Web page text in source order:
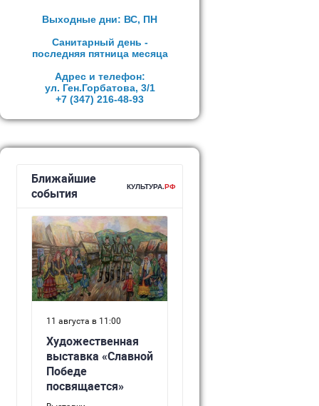
Выходные дни: ВС, ПН
Санитарный день -
последняя пятница месяца
Адрес и телефон:
ул. Ген.Горбатова, 3/1
+7 (347) 216-48-93